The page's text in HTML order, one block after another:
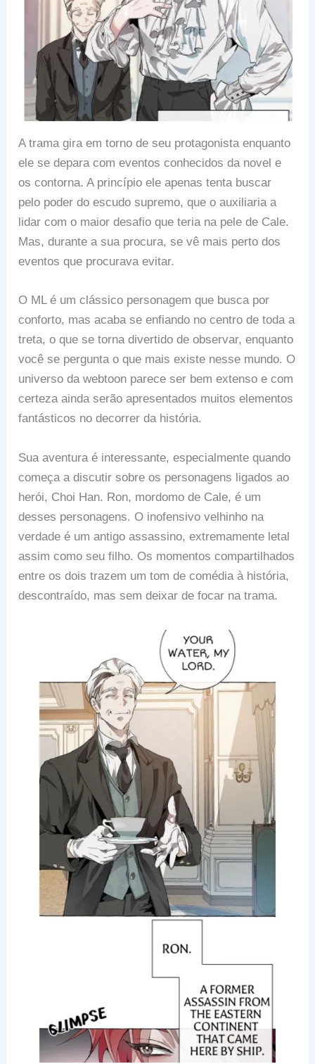
A trama gira em torno de seu protagonista enquanto
ele se depara com eventos conhecidos da novel e
os contorna. A princípio ele apenas tenta buscar
pelo poder do escudo supremo, que o auxiliaria a
lidar com o maior desafio que teria na pele de Cale.
Mas, durante a sua procura, se vê mais perto dos
eventos que procurava evitar.
O ML é um clássico personagem que busca por
conforto, mas acaba se enfiando no centro de toda a
treta, o que se torna divertido de observar, enquanto
você se pergunta o que mais existe nesse mundo. O
universo da webtoon parece ser bem extenso e com
certeza ainda serão apresentados muitos elementos
fantásticos no decorrer da história.
Sua aventura é interessante, especialmente quando
começa a discutir sobre os personagens ligados ao
herói, Choi Han. Ron, mordomo de Cale, é um
desses personagens. O inofensivo velhinho na
verdade é um antigo assassino, extremamente letal
assim como seu filho. Os momentos compartilhados
entre os dois trazem um tom de comédia à história,
descontraído, mas sem deixar de focar na trama.